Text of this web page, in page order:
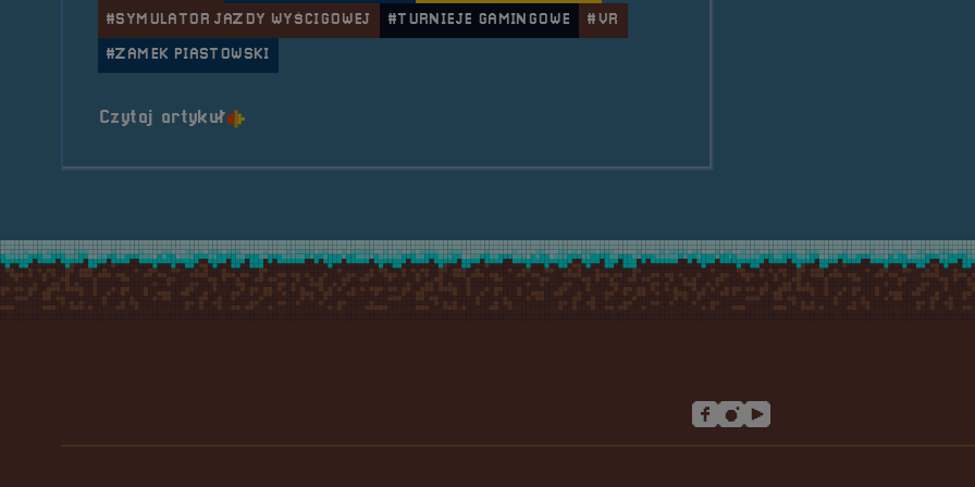
#SYMULATOR JAZDY WYŚCIGOWEJ #TURNIEJE GAMINGOWE #VR
#ZAMEK PIASTOWSKI
Czytaj artykuło tytule 2018.06.09-10 Mobilna RetroSfera na Raciborskim Festiwalu